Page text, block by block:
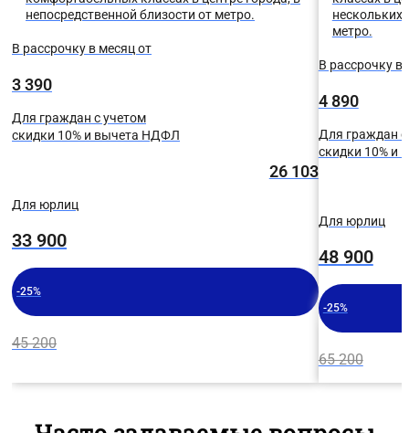
непосредственной близости от метро.
В рассрочку в месяц от
3 390
Для граждан с учетом
скидки 10% и вычета НДФЛ
26 103
Для юрлиц
33 900
-25%
45 200
нескольких
метро.
В рассрочку в
4 890
Для граждан
скидки 10% и
Для юрлиц
48 900
-25%
65 200